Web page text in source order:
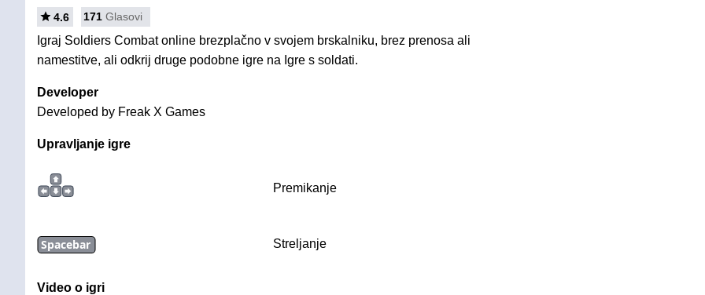
4.6 171 Glasovi
Igraj Soldiers Combat online brezplačno v svojem brskalniku, brez prenosa ali
namestitve, ali odkrij druge podobne igre na Igre s soldati.
Developer
Developed by Freak X Games
Upravljanje igre
Premikanje
Spacebar Streljanje
Video o igri